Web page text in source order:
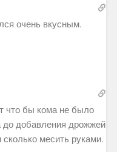
очень вкусным.
что бы кома не было
до добавления дрожжей
месить руками.